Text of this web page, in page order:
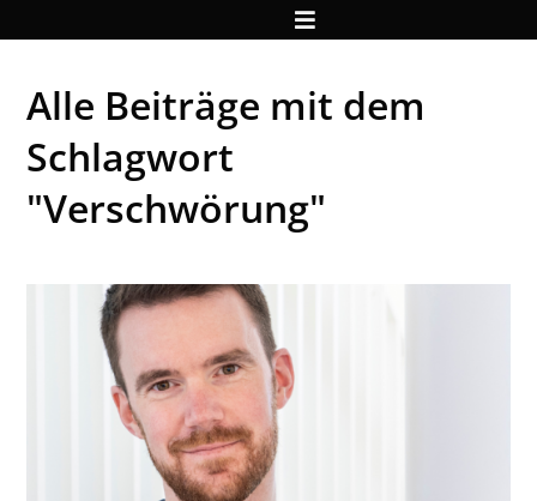
Alle Beiträge mit dem
Schlagwort
"Verschwörung"